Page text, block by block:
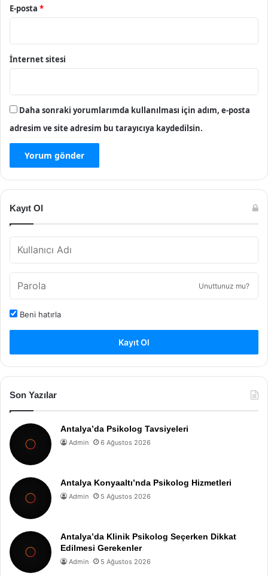
E-posta *
İnternet sitesi
Daha sonraki yorumlarımda kullanılması için adım, e-posta
adresim ve site adresim bu tarayıcıya kaydedilsin.
Kayıt Ol
Unuttunuz mu?
Beni hatırla
Kayıt Ol
Son Yazılar
Antalya’da Psikolog Tavsiyeleri
Admin 6 Ağustos 2026
Antalya Konyaaltı’nda Psikolog Hizmetleri
Admin 5 Ağustos 2026
Antalya’da Klinik Psikolog Seçerken Dikkat
Edilmesi Gerekenler
Admin 5 Ağustos 2026